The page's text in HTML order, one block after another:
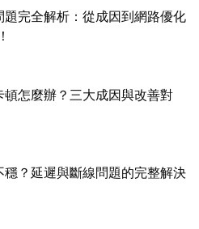
完全解析：從成因到網路優化
怎麼辦？三大成因與改善對
？延遲與斷線問題的完整解決